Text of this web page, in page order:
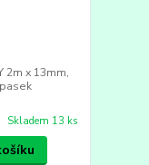
2m x 13mm,
Skladem 13 ks